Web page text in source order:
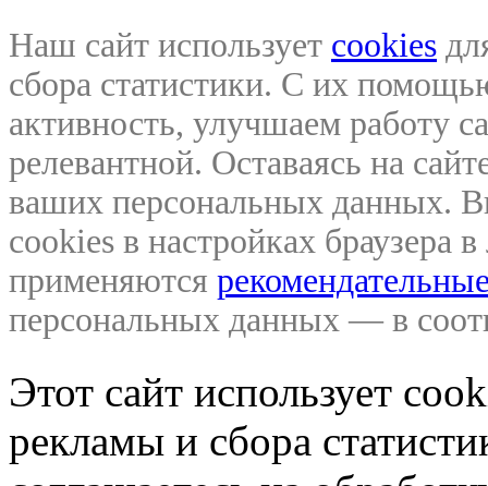
Наш сайт использует cookies
сбора статистики. С их
активность, улучшаем работу
релевантной. Оставаясь на
ваших персональных данных.
cookies в настройках браузера
применяются
персональных данных — в
Этот сайт использует
рекламы и сбора